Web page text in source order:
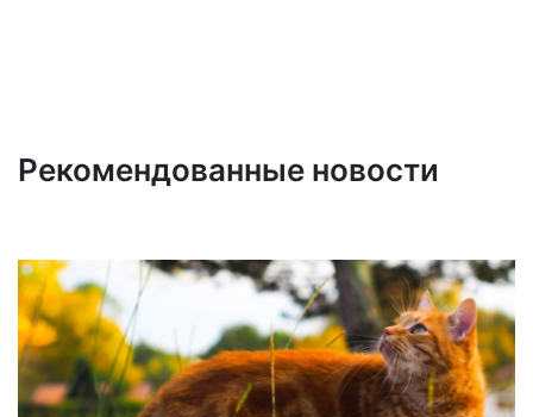
Рекомендованные новости